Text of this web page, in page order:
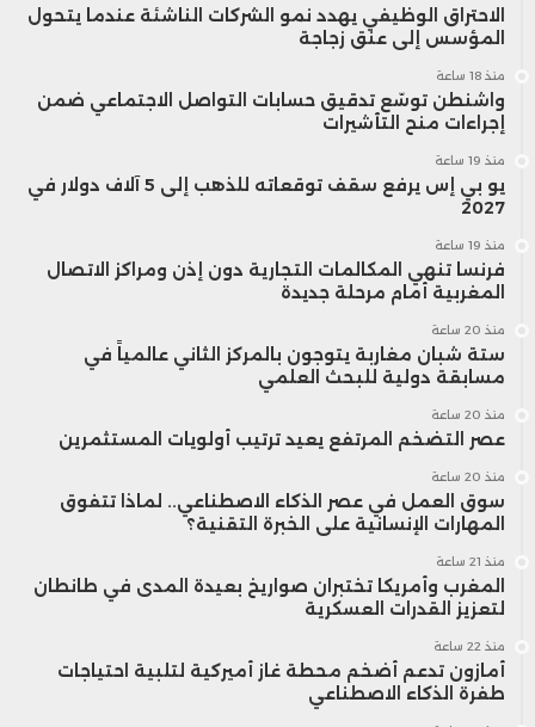
أداء السلع في الأسواق
الصويا:
تراجع عقد يناير بنسبة 0.7%
ليصل إلى
مسجلاً4.43 دولار للبوشل .
القمح:
إلى5.38 دولار للبوشل
ورغم أن استئناف الشحنات يعكس بوادر انفراج
تجاري بين واشنطن وبكين، إلا أن تأثيره على
الأسعار يبقى محدودًا في ظل الضبابية حول
حجم الطلب الصيني والتحديات التي تواجه
السوق العالمية للحبوب.
الاحتراق الوظيفي يهدد نمو الشركات الناشئة عندما يتحول
المؤسس إلى عنق زجاجة
منذ 18 ساعة
واشنطن توسّع تدقيق حسابات التواصل الاجتماعي ضمن
إجراءات منح التأشيرات
منذ 19 ساعة
يو بي إس يرفع سقف توقعاته للذهب إلى 5 آلاف دولار في
2027
منذ 19 ساعة
فرنسا تنهي المكالمات التجارية دون إذن ومراكز الاتصال
المغربية أمام مرحلة جديدة
منذ 20 ساعة
ستة شبان مغاربة يتوجون بالمركز الثاني عالمياً في
مسابقة دولية للبحث العلمي
منذ 20 ساعة
عصر التضخم المرتفع يعيد ترتيب أولويات المستثمرين
منذ 20 ساعة
سوق العمل في عصر الذكاء الاصطناعي.. لماذا تتفوق
المهارات الإنسانية على الخبرة التقنية؟
منذ 21 ساعة
المغرب وأمريكا تختبران صواريخ بعيدة المدى في طانطان
لتعزيز القدرات العسكرية
منذ 22 ساعة
أمازون تدعم أضخم محطة غاز أميركية لتلبية احتياجات
طفرة الذكاء الاصطناعي